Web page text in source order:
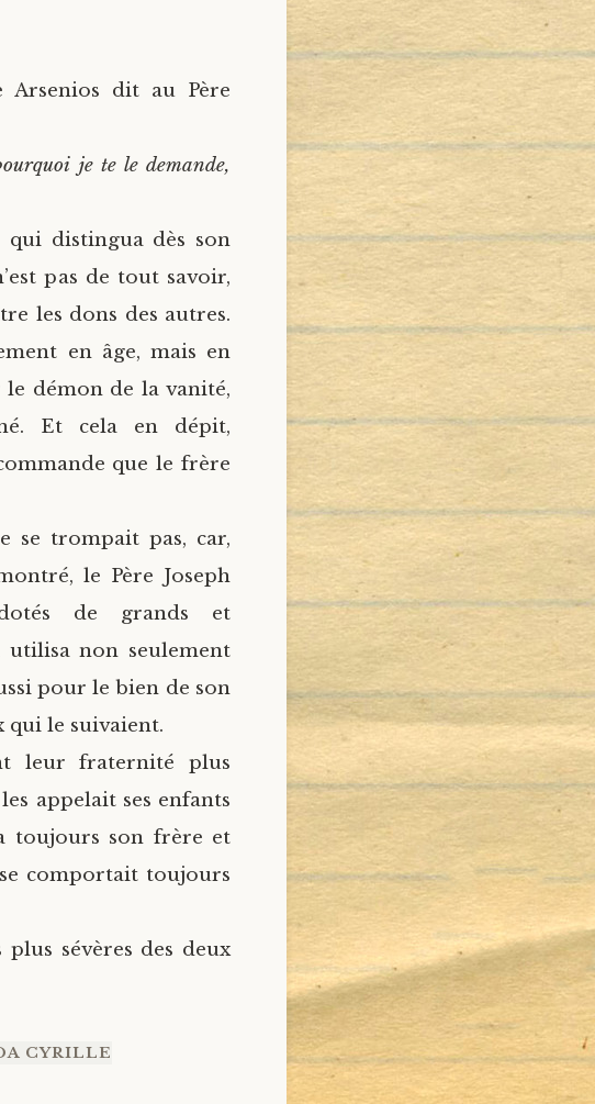
Arsenios dit au Père
je te le demande,
qui distingua dès son
pas de tout savoir,
les dons des autres.
en âge, mais en
démon de la vanité,
Et cela en dépit,
que le frère
se trompait pas, car,
le Père Joseph
de grands et
utilisa non seulement
pour le bien de son
qui le suivaient.
leur fraternité plus
appelait ses enfants
toujours son frère et
se comportait toujours
sévères des deux
CYRILLE